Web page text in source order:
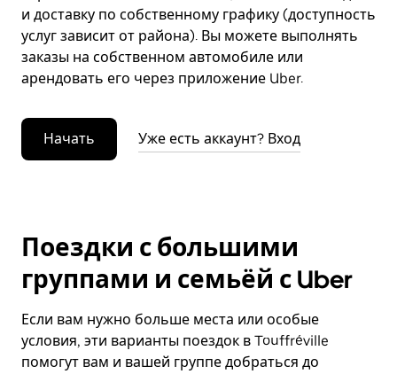
и доставку по собственному графику (доступность
услуг зависит от района). Вы можете выполнять
заказы на собственном автомобиле или
арендовать его через приложение Uber.
Начать Уже есть аккаунт? Вход
Поездки с большими
группами и семьёй с Uber
Если вам нужно больше места или особые
условия, эти варианты поездок в Touffréville
помогут вам и вашей группе добраться до